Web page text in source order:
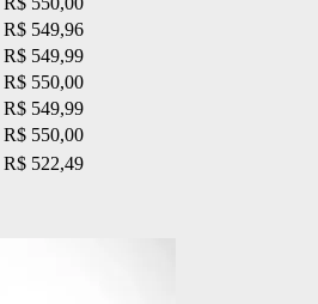
R$ 549,96
R$ 549,99
R$ 550,00
R$ 549,99
R$ 550,00
R$ 522,49